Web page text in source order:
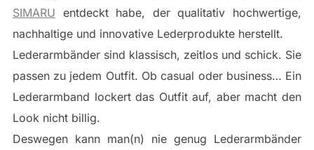
SIMARU entdeckt habe, der qualitativ hochwertige,
nachhaltige und innovative Lederprodukte herstellt.
Lederarmbänder sind klassisch, zeitlos und schick. Sie
passen zu jedem Outfit. Ob casual oder business… Ein
Lederarmband lockert das Outfit auf, aber macht den
Look nicht billig.
Deswegen kann man(n) nie genug Lederarmbänder